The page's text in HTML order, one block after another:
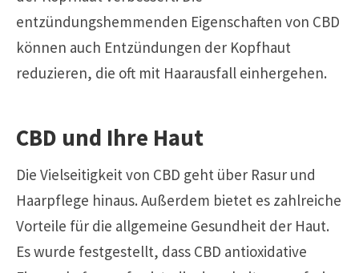
entzündungshemmenden Eigenschaften von CBD
können auch Entzündungen der Kopfhaut
reduzieren, die oft mit Haarausfall einhergehen.
CBD und Ihre Haut
Die Vielseitigkeit von CBD geht über Rasur und
Haarpflege hinaus. Außerdem bietet es zahlreiche
Vorteile für die allgemeine Gesundheit der Haut.
Es wurde festgestellt, dass CBD antioxidative